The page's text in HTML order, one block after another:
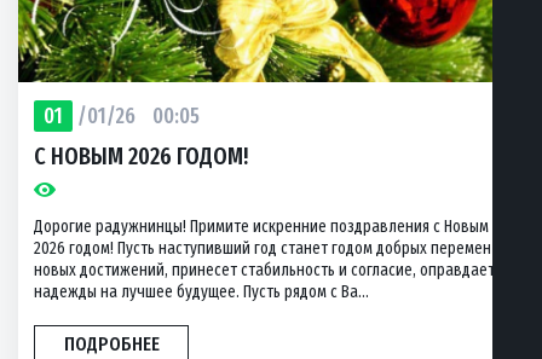
01 /01/26 00:05
C НОВЫМ 2026 ГОДОМ!
Дорогие радужнинцы! Примите искренние поздравления с Новым
2026 годом! Пусть наступивший год станет годом добрых перемен и
новых достижений, принесет стабильность и согласие, оправдает
надежды на лучшее будущее. Пусть рядом с Ва...
ПОДРОБНЕЕ